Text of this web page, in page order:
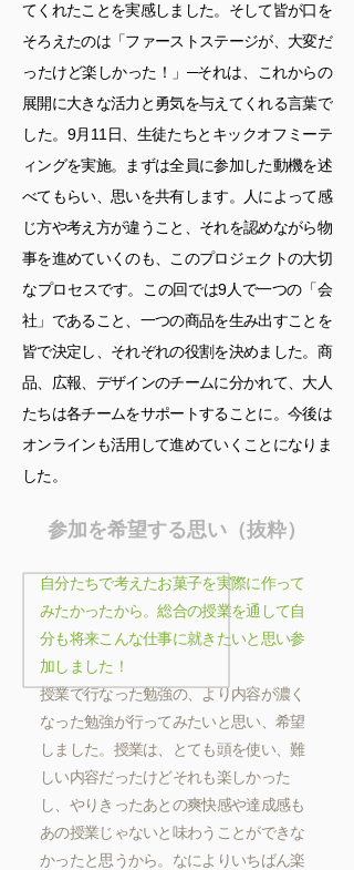
てくれたことを実感しました。そして皆が口を
そろえたのは「ファーストステージが、大変だ
ったけど楽しかった！」─それは、これからの
展開に大きな活力と勇気を与えてくれる言葉で
した。9月11日、生徒たちとキックオフミーテ
ィングを実施。まずは全員に参加した動機を述
べてもらい、思いを共有します。人によって感
じ方や考え方が違うこと、それを認めながら物
事を進めていくのも、このプロジェクトの大切
なプロセスです。この回では9人で一つの「会
社」であること、一つの商品を生み出すことを
皆で決定し、それぞれの役割を決めました。商
品、広報、デザインのチームに分かれて、大人
たちは各チームをサポートすることに。今後は
オンラインも活用して進めていくことになりま
した。
参加を希望する思い（抜粋）
自分たちで考えたお菓子を実際に作って
みたかったから。総合の授業を通して自
分も将来こんな仕事に就きたいと思い参
加しました！
授業で行なった勉強の、より内容が濃く
なった勉強が行ってみたいと思い、希望
しました。授業は、とても頭を使い、難
しい内容だったけどそれも楽しかった
し、やりきったあとの爽快感や達成感も
あの授業じゃないと味わうことができな
かったと思うから。なによりいちばん楽